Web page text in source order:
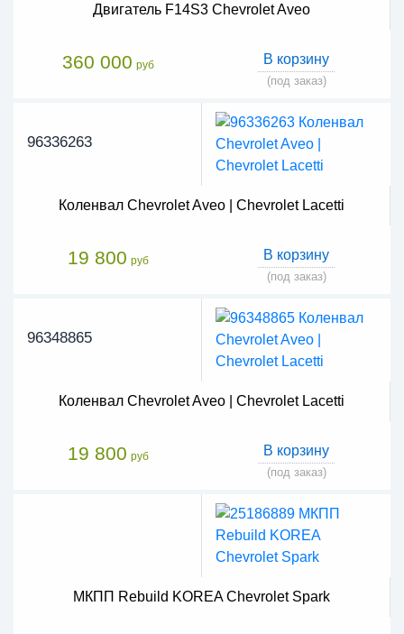
Двигатель F14S3 Chevrolet Aveo
360 000 руб В корзину
(под заказ)
96336263
Коленвал Chevrolet Aveo | Chevrolet Lacetti
19 800 руб В корзину
(под заказ)
96348865
Коленвал Chevrolet Aveo | Chevrolet Lacetti
19 800 руб В корзину
(под заказ)
МКПП Rebuild KOREA Chevrolet Spark